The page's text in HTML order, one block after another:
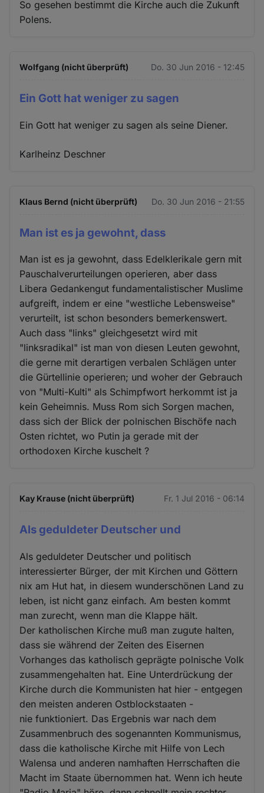
So gesehen bestimmt die Kirche auch die Zukunft
Polens.
Wolfgang (nicht überprüft) Do. 30 Jun 2016 - 12:45
Ein Gott hat weniger zu sagen
Ein Gott hat weniger zu sagen als seine Diener.
Karlheinz Deschner
Klaus Bernd (nicht überprüft) Do. 30 Jun 2016 - 21:55
Man ist es ja gewohnt, dass
Man ist es ja gewohnt, dass Edelklerikale gern mit
Pauschalverurteilungen operieren, aber dass
Libera Gedankengut fundamentalistischer Muslime
aufgreift, indem er eine "westliche Lebensweise"
verurteilt, ist schon besonders bemerkenswert.
Auch dass "links" gleichgesetzt wird mit
"linksradikal" ist man von diesen Leuten gewohnt,
die gerne mit derartigen verbalen Schlägen unter
die Gürtellinie operieren; und woher der Gebrauch
von "Multi-Kulti" als Schimpfwort herkommt ist ja
kein Geheimnis. Muss Rom sich Sorgen machen,
dass sich der Blick der polnischen Bischöfe nach
Osten richtet, wo Putin ja gerade mit der
orthodoxen Kirche kuschelt ?
Kay Krause (nicht überprüft) Fr. 1 Jul 2016 - 06:14
Als geduldeter Deutscher und
Als geduldeter Deutscher und politisch
interessierter Bürger, der mit Kirchen und Göttern
nix am Hut hat, in diesem wunderschönen Land zu
leben, ist nicht ganz einfach. Am besten kommt
man zurecht, wenn man die Klappe hält.
Der katholischen Kirche muß man zugute halten,
dass sie während der Zeiten des Eisernen
Vorhanges das katholisch geprägte polnische Volk
zusammengehalten hat. Eine Unterdrückung der
Kirche durch die Kommunisten hat hier - entgegen
den meisten anderen Ostblockstaaten -
nie funktioniert. Das Ergebnis war nach dem
Zusammenbruch des sogenannten Kommunismus,
dass die katholische Kirche mit Hilfe von Lech
Walensa und anderen namhaften Herrschaften die
Macht im Staate übernommen hat. Wenn ich heute
Cookies